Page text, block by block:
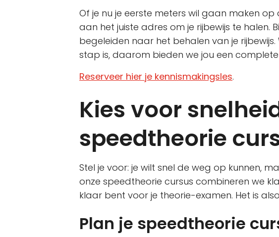
Of je nu je eerste meters wil gaan maken
aan het juiste adres om je rijbewijs te halen.
begeleiden naar het behalen van je
stap is, daarom bieden we jou een
Reserveer hier je kennismakingsles.
Kies voor
speedtheorie
Stel je voor: je wilt snel de weg op kunnen,
onze speedtheorie cursus combineren we
klaar bent voor je theorie-examen. Het is
Plan je speedtheorie